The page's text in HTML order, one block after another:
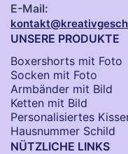
E-Mail:
UNSERE PRODUKTE
Boxershorts mit Foto
Socken​ mit Foto
Armbänder mit Bild​
Ketten mit Bild
Personalisiertes
Hausnummer Schild
NÜTZLICHE LINKS